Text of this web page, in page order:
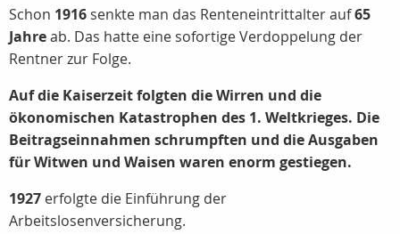
Schon 1916 senkte man das Renteneintrittalter auf65
Jahreab. Das hatte eine sofortige Verdoppelung der
Rentner zur Folge.
Auf die Kaiserzeit folgten die Wirren und die
ökonomischen Katastrophen des 1. Weltkrieges. Die
Beitragseinnahmen schrumpften und die Ausgaben
für Witwen und Waisen waren enorm gestiegen.
1927 erfolgte die Einführung der
Arbeitslosenversicherung.